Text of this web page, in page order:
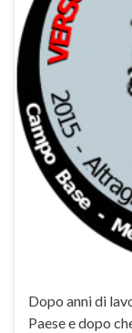
Dopo anni di
Paese e dopo